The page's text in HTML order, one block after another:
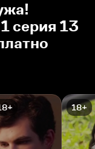
серия 13
18+